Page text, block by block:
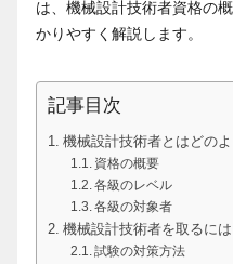
は、機械設計技術者資格の
かりやすく解説します。
記事目次
機械設計技術者とはどの
資格の概要
各級のレベル
各級の対象者
機械設計技術者を取るには
試験の対策方法